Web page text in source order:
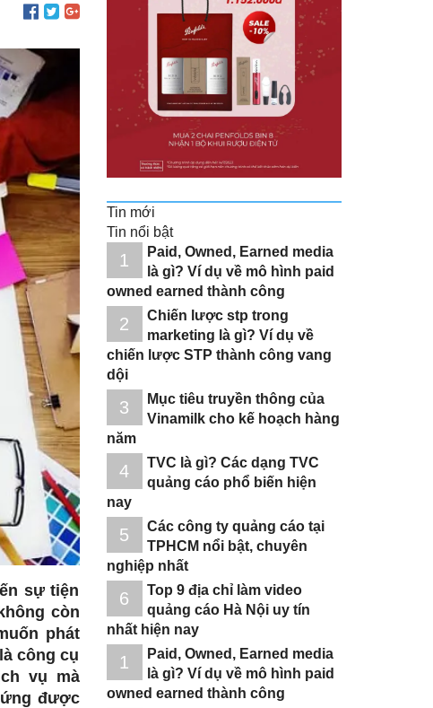
sự tiện
còn
phát
công cụ
vụ mà
ứng được
Tin mới
Tin nổi bật
1
Paid, Owned, Earned media
là gì? Ví dụ về mô hình paid
owned earned thành công
2
Chiến lược stp trong
marketing là gì? Ví dụ về
chiến lược STP thành công vang
dội
3
Mục tiêu truyền thông của
Vinamilk cho kế hoạch hàng
năm
4
TVC là gì? Các dạng TVC
quảng cáo phổ biến hiện
nay
5
Các công ty quảng cáo tại
TPHCM nổi bật, chuyên
nghiệp nhất
6
Top 9 địa chỉ làm video
quảng cáo Hà Nội uy tín
nhất hiện nay
1
Paid, Owned, Earned media
là gì? Ví dụ về mô hình paid
owned earned thành công